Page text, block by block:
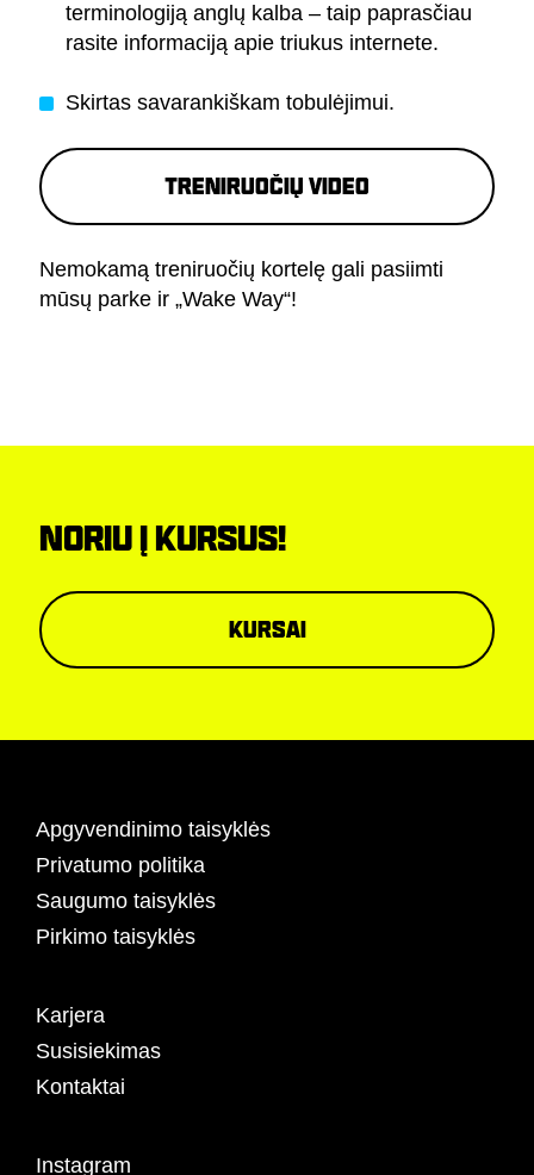
terminologiją anglų kalba – taip paprasčiau
rasite informaciją apie triukus internete.
Skirtas savarankiškam tobulėjimui.
Treniruočių video
Nemokamą treniruočių kortelę gali pasiimti
mūsų parke ir „Wake Way“!
NORIU Į KURSUS!
Kursai
Apgyvendinimo taisyklės
Privatumo politika
Saugumo taisyklės
Pirkimo taisyklės
Karjera
Susisiekimas
Kontaktai
Instagram